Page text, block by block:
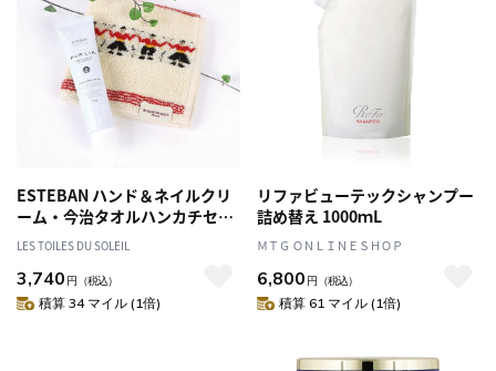
ESTEBAN ハンド＆ネイルクリ
ーム・今治タオルハンカチセッ
ト(ピュアリネン＆サルダンヌ)
イルケア タオル ギフト
LES TOILES DU SOLEIL
3,740 円 （税込）
積算 34 マイル (1倍)
リファビューテックシャンプー
詰め替え 1000ｍL
ＭＴＧ ＯＮＬＩＮＥＳＨＯＰ
6,800 円 （税込）
積算 61 マイル (1倍)